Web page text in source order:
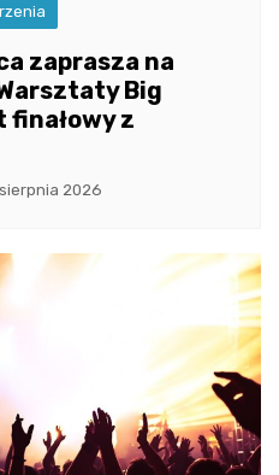
zaprasza na
Big
finałowy z
2026